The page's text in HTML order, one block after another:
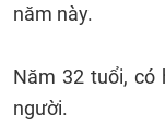
năm này.
Năm 32 tuổi, có
người.